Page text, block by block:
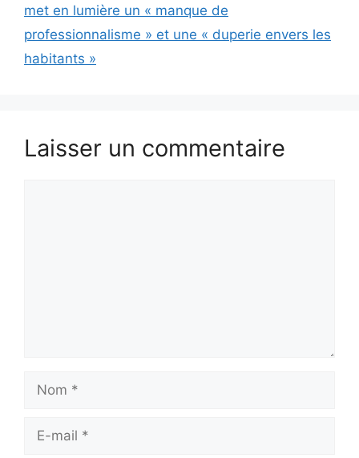
met en lumière un « manque de
professionnalisme » et une « duperie envers les
habitants »
Laisser un commentaire
mail